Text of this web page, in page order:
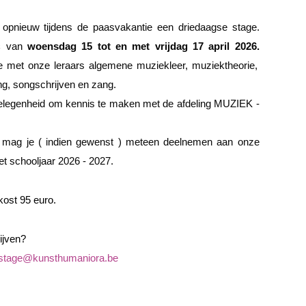
opnieuwtijdens de paasvakantie een driedaagse stage.
van woensdag 15 tot en met vrijdag 17april 2026.
met onze leraars algemene muziekleer, muziektheorie,
songschrijven en zang.
om kennis te maken met de afdeling MUZIEK -
je ( indien gewenst ) meteen deelnemen aan onze
schooljaar 2026 - 2027.
95 euro.